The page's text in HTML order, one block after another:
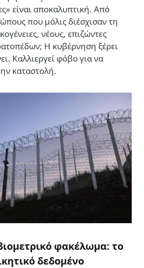
είναι αποκαλυπτική. Από
που μόλις διέσχισαν τη
νέους, επιζώντες
Η κυβέρνηση ξέρει
Καλλιεργεί φόβο για να
καταστολή.
φακέλωμα: το
δεδομένο